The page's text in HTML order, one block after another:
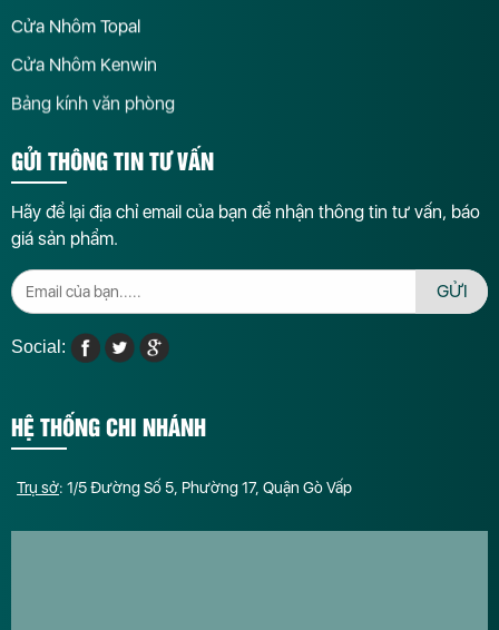
Cửa Nhôm Topal
Cửa Nhôm Kenwin
Bảng kính văn phòng
GỬI THÔNG TIN TƯ VẤN
Hãy để lại địa chỉ email của bạn để nhận thông tin tư vấn, báo
giá sản phẩm.
GỬI
Social:
HỆ THỐNG CHI NHÁNH
Trụ sở: 1/5 Đường Số 5, Phường 17, Quận Gò Vấp